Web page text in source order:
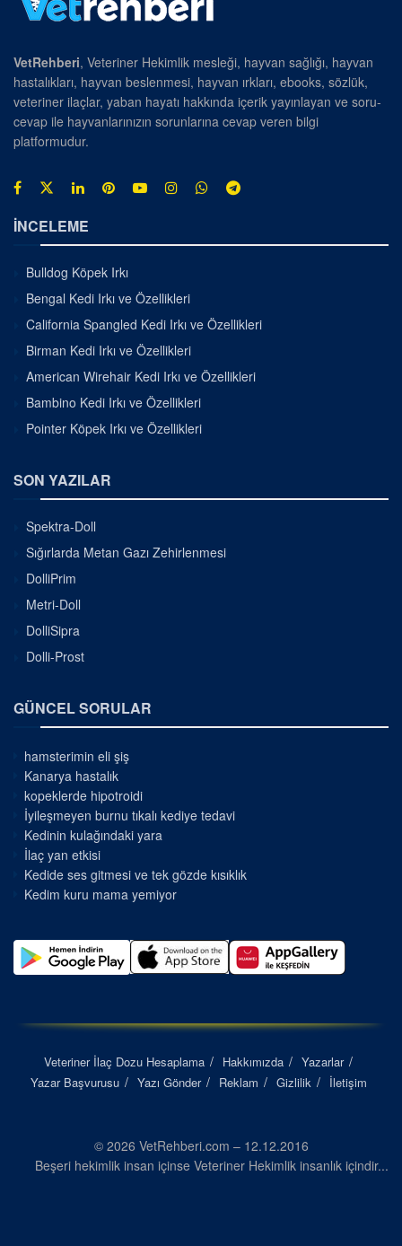
VetRehberi, Veteriner Hekimlik mesleği, hayvan sağlığı, hayvan
hastalıkları, hayvan beslenmesi, hayvan ırkları, ebooks, sözlük,
veteriner ilaçlar, yaban hayatı hakkında içerik yayınlayan ve soru-
cevap ile hayvanlarınızın sorunlarına cevap veren bilgi
platformudur.
İNCELEME
Bulldog Köpek Irkı
Bengal Kedi Irkı ve Özellikleri
California Spangled Kedi Irkı ve Özellikleri
Birman Kedi Irkı ve Özellikleri
American Wirehair Kedi Irkı ve Özellikleri
Bambino Kedi Irkı ve Özellikleri
Pointer Köpek Irkı ve Özellikleri
SON YAZILAR
Spektra-Doll
Sığırlarda Metan Gazı Zehirlenmesi
DolliPrim
Metri-Doll
DolliSipra
Dolli-Prost
GÜNCEL SORULAR
hamsterimin eli şiş
Kanarya hastalık
kopeklerde hipotroidi
İyileşmeyen burnu tıkalı kediye tedavi
Kedinin kulağındaki yara
İlaç yan etkisi
Kedide ses gitmesi ve tek gözde kısıklık
Kedim kuru mama yemiyor
Veteriner İlaç Dozu Hesaplama Hakkımızda
Yazarlar
Yazar Başvurusu
Yazı Gönder Reklam Gizlilik İletişim
© 2026 VetRehberi.com – 12.12.2016
Beşeri hekimlik insan içinse Veteriner Hekimlik insanlık içindir...